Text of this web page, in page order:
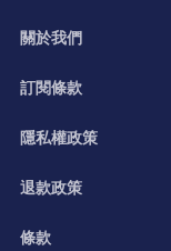
關於我們
訂閱條款
隱私權政策
退款政策
條款